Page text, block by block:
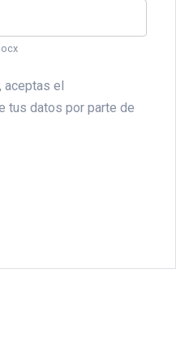
aceptas el
tus datos por parte de